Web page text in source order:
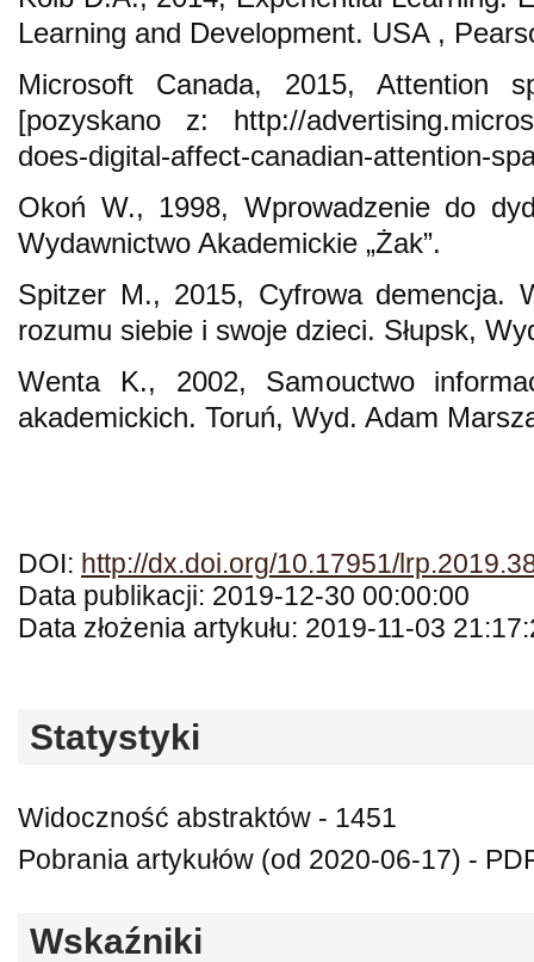
Learning and Development. USA ,
Microsoft Canada, 2015, Attention
[pozyskano z: http://
does-digital-affect-canadian-attention-
Okoń W., 1998, Wprowadzenie do
Wydawnictwo Akademickie „Żak”.
Spitzer M., 2015, Cyfrowa demencja.
rozumu siebie i swoje dzieci. Słupsk,
Wenta K., 2002, Samouctwo
akademickich. Toruń, Wyd. Adam
DOI: http://dx.doi.org/10.17951/
Data publikacji: 2019-12-30 00:00:00
Data złożenia artykułu: 2019-11-03
Statystyki
Widoczność abstraktów - 1451
Pobrania artykułów (od 2020-06-17) -
Wskaźniki